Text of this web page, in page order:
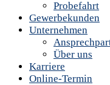
Probefahrt
Gewerbekunden
Unternehmen
Über uns
Karriere
Online-Termin